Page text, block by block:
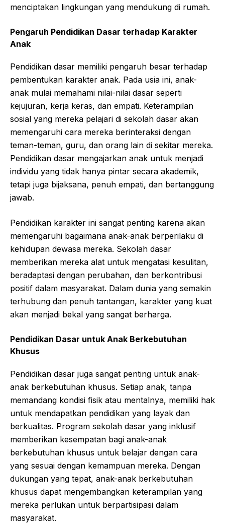
menciptakan lingkungan yang mendukung di rumah.
Pengaruh Pendidikan Dasar terhadap Karakter
Anak
Pendidikan dasar memiliki pengaruh besar terhadap
pembentukan karakter anak. Pada usia ini, anak-
anak mulai memahami nilai-nilai dasar seperti
kejujuran, kerja keras, dan empati. Keterampilan
sosial yang mereka pelajari di sekolah dasar akan
memengaruhi cara mereka berinteraksi dengan
teman-teman, guru, dan orang lain di sekitar mereka.
Pendidikan dasar mengajarkan anak untuk menjadi
individu yang tidak hanya pintar secara akademik,
tetapi juga bijaksana, penuh empati, dan bertanggung
jawab.
Pendidikan karakter ini sangat penting karena akan
memengaruhi bagaimana anak-anak berperilaku di
kehidupan dewasa mereka. Sekolah dasar
memberikan mereka alat untuk mengatasi kesulitan,
beradaptasi dengan perubahan, dan berkontribusi
positif dalam masyarakat. Dalam dunia yang semakin
terhubung dan penuh tantangan, karakter yang kuat
akan menjadi bekal yang sangat berharga.
Pendidikan Dasar untuk Anak Berkebutuhan
Khusus
Pendidikan dasar juga sangat penting untuk anak-
anak berkebutuhan khusus. Setiap anak, tanpa
memandang kondisi fisik atau mentalnya, memiliki hak
untuk mendapatkan pendidikan yang layak dan
berkualitas. Program sekolah dasar yang inklusif
memberikan kesempatan bagi anak-anak
berkebutuhan khusus untuk belajar dengan cara
yang sesuai dengan kemampuan mereka. Dengan
dukungan yang tepat, anak-anak berkebutuhan
khusus dapat mengembangkan keterampilan yang
mereka perlukan untuk berpartisipasi dalam
masyarakat.